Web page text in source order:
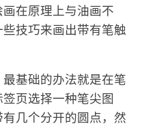
在原理上与油画不
技巧来画出带有笔触
基础的办法就是在笔
签页选择一种笔尖图
几个分开的圆点，然